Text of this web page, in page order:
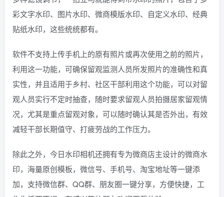
彩文字水印、图片水印、微商模版水印、自定义水印、经典
贴纸水印，这些统统都有。
软件不支持上传手机上的原有照片或再次使用之前的照片，
利用这一功能，可确保留观监测人员所发照片的准确性和真
实性，并且适用于乡村、社区干部利用这个功能，可以对留
观人员实行不定时抽查，随时要求留观人员拍摄居家留观情
况，尤其是重点留观对象，可以随时确认其是否外出，有效
减轻干部长期值守、打疲劳战的工作压力。
除此之外，今日水印相机还拥有专为微商店主设计的微商水
印，海量原创模板，微信号、手机号、淘宝地址等一键添
加，支持微信群、QQ群、朋友圈一键分享，方便快捷，工